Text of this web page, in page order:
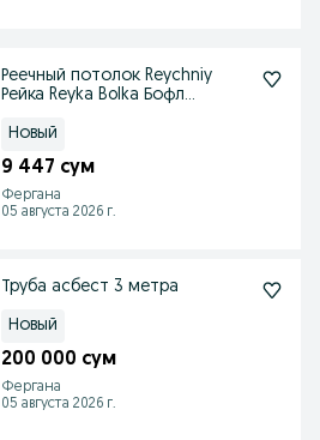
Реечный потолок Reychniy
Рейка Reyka Bolka Бофл
Новый
9 447 сум
Фергана
05 августа 2026 г.
Труба асбест 3 метра
Новый
200 000 сум
Фергана
05 августа 2026 г.